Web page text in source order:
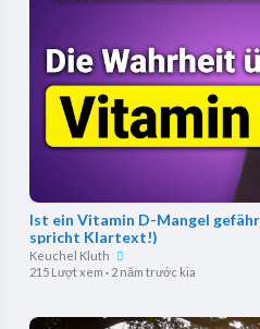
Ist ein Vitamin D-Mangel
spricht Klartext!)
Keuchel Kluth
215 Lượt xem · 2 năm trước kia